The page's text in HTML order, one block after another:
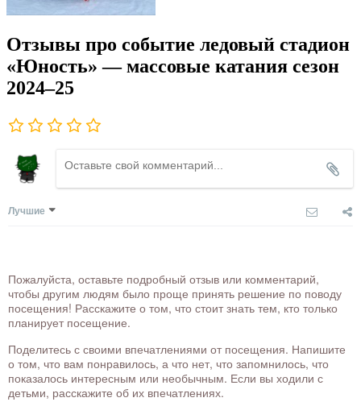
Отзывы про событие ледовый стадион
«Юность» — массовые катания сезон
2024–25
Лучшие
Пожалуйста, оставьте подробный отзыв или комментарий,
чтобы другим людям было проще принять решение по поводу
посещения! Расскажите о том, что стоит знать тем, кто только
планирует посещение.
Поделитесь с своими впечатлениями от посещения. Напишите
о том, что вам понравилось, а что нет, что запомнилось, что
показалось интересным или необычным. Если вы ходили с
детьми, расскажите об их впечатлениях.